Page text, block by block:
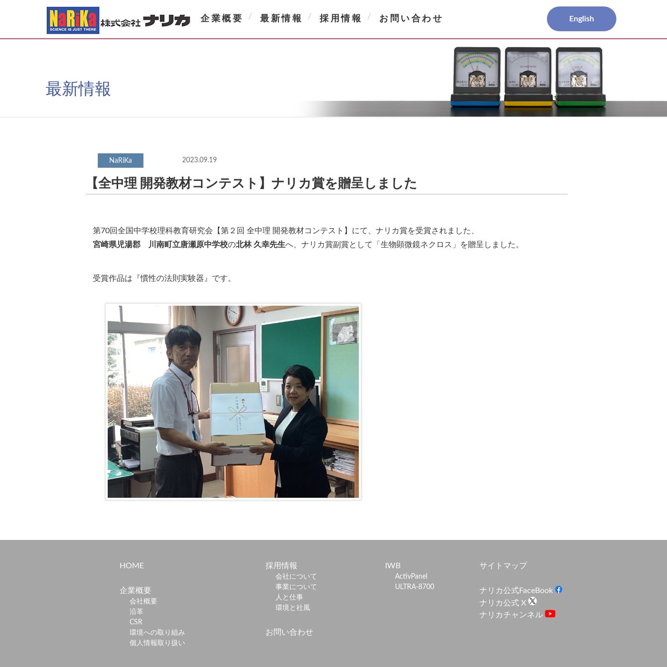
企業概要 最新情報 採用情報 お問い合わせ English
最新情報
2023.09.19
【全中理 開発教材コンテスト】ナリカ賞を贈呈しました
第70回全国中学校理科教育研究会【第２回 全中理 開発教材コンテスト】にて、ナリカ賞を受賞されました、
宮崎県児湯郡 川南町立唐瀬原中学校の北林 久幸先生へ、ナリカ賞副賞として「生物顕微鏡ネクロス」を贈呈しました。
受賞作品は『慣性の法則実験器』です。
HOME
企業概要
会社概要
沿革
CSR
環境への取り組み
個人情報取り扱い
採用情報
会社について
事業について
人と仕事
環境と社風
お問い合わせ
IWB
ActivPanel
ULTRA-8700
サイトマップ
ナリカ公式FaceBook
ナリカ公式 X
ナリカチャンネル